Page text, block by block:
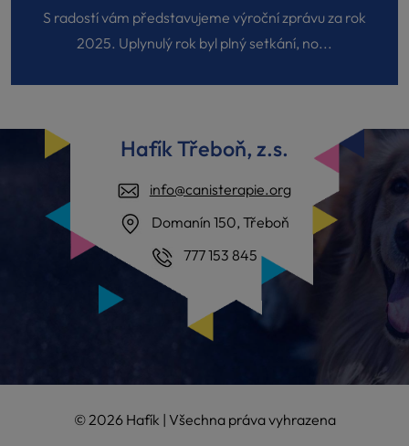
S radostí vám představujeme výroční zprávu za rok
2025. Uplynulý rok byl plný setkání, no...
Hafík Třeboň, z.s.
info@canisterapie.org
Domanín 150, Třeboň
777 153 845
© 2026 Hafík | Všechna práva vyhrazena